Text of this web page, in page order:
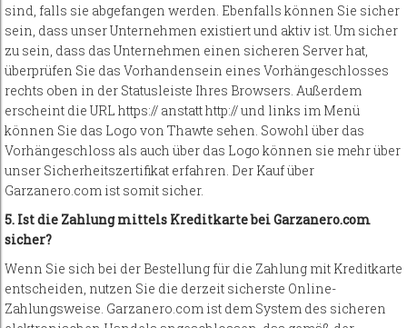
sind, falls sie abgefangen werden. Ebenfalls können Sie sicher
sein, dass unser Unternehmen existiert und aktiv ist. Um sicher
zu sein, dass das Unternehmen einen sicheren Server hat,
überprüfen Sie das Vorhandensein eines Vorhängeschlosses
rechts oben in der Statusleiste Ihres Browsers. Außerdem
erscheint die URL https:// anstatt http:// und links im Menü
können Sie das Logo von Thawte sehen. Sowohl über das
Vorhängeschloss als auch über das Logo können sie mehr über
unser Sicherheitszertifikat erfahren. Der Kauf über
Garzanero.com ist somit sicher.
5. Ist die Zahlung mittels Kreditkarte bei Garzanero.com
sicher?
Wenn Sie sich bei der Bestellung für die Zahlung mit Kreditkarte
entscheiden, nutzen Sie die derzeit sicherste Online-
Zahlungsweise. Garzanero.com ist dem System des sicheren